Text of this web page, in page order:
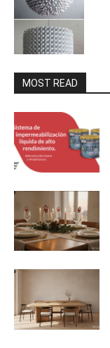
MOST READ